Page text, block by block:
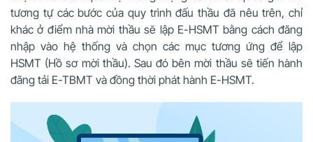
tương tự các bước của quy trình đấu thầu đã nêu trên, chỉ
khác ở điểm nhà mời thầu sẽ lập E-HSMT bằng cách đăng
nhập vào hệ thống và chọn các mục tương ứng để lập
HSMT (Hồ sơ mời thầu). Sau đó bên mời thầu sẽ tiến hành
đăng tải E-TBMT và đồng thời phát hành E-HSMT.